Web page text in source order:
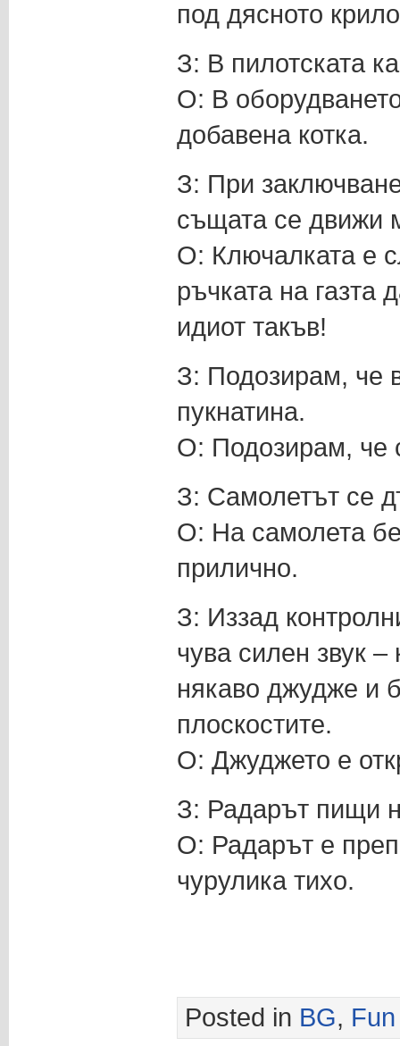
под дясното
З: В пилотската
О: В
добавена котка.
З: При
същата се движи
О: Ключалката е
ръчката на
идиот такъв!
З: Подозирам, че
пукнатина.
О: Подозирам, че
З: Самолетът се
О: На самолета
прилично.
З: Иззад
чува силен звук
някаво джудже и
плоскостите.
О: Джуджето е
З: Радарът пищи
О: Радарът е
чурулика тихо.
Posted in BG, Fun